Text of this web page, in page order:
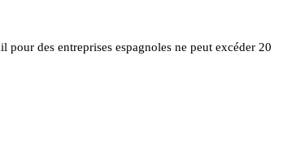
des entreprises espagnoles ne peut excéder 20